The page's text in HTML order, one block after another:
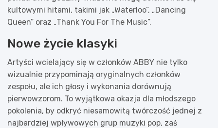
kultowymi hitami, takimi jak „Waterloo”, „Dancing
Queen” oraz „Thank You For The Music”.
Nowe życie klasyki
Artyści wcielający się w członków ABBY nie tylko
wizualnie przypominają oryginalnych członków
zespołu, ale ich głosy i wykonania dorównują
pierwowzorom. To wyjątkowa okazja dla młodszego
pokolenia, by odkryć niesamowitą twórczość jednej z
najbardziej wpływowych grup muzyki pop, zaś